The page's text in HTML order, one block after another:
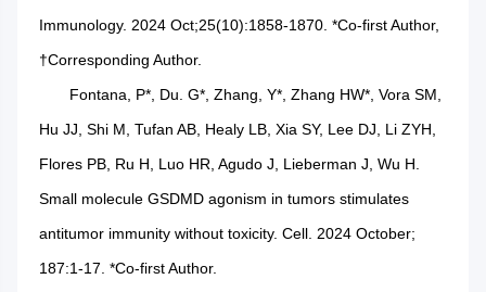
Immunology. 2024 Oct;25(10):1858-1870. *Co-first Author,
†Corresponding Author.
Fontana, P*, Du. G*, Zhang, Y*, Zhang HW*, Vora SM,
Hu JJ, Shi M, Tufan AB, Healy LB, Xia SY, Lee DJ, Li ZYH,
Flores PB, Ru H, Luo HR, Agudo J, Lieberman J, Wu H.
Small molecule GSDMD agonism in tumors stimulates
antitumor immunity without toxicity. Cell. 2024 October;
187:1-17. *Co-first Author.